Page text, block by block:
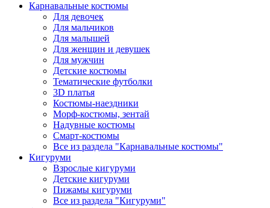
Карнавальные костюмы
Для девочек
Для мальчиков
Для малышей
Для женщин и девушек
Для мужчин
Детские костюмы
Тематические футболки
3D платья
Костюмы-наездники
Морф-костюмы, зентай
Надувные костюмы
Смарт-костюмы
Все из раздела "Карнавальные костюмы"
Кигуруми
Взрослые кигуруми
Детские кигуруми
Пижамы кигуруми
Все из раздела "Кигуруми"